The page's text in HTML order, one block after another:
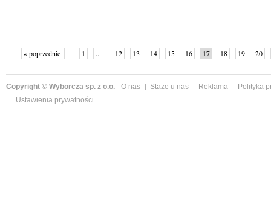
« poprzednie 1 ... 12 13 14 15 16 17 18 19
20
Copyright © Wyborcza sp. z o.o. O nas Staże u nas Reklama
Polityka
Ustawienia prywatności